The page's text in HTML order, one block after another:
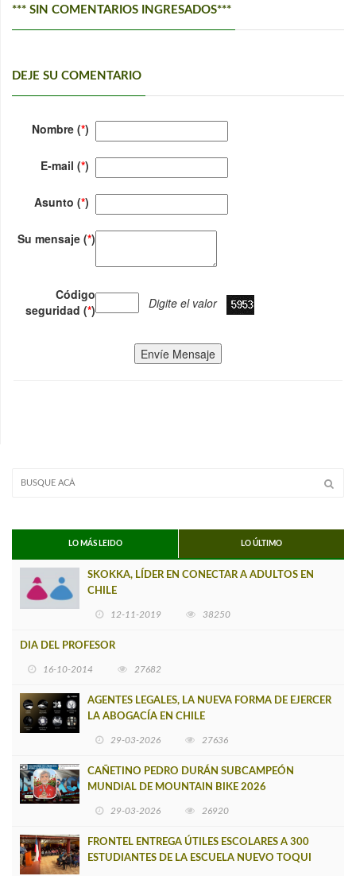
*** SIN COMENTARIOS INGRESADOS***
DEJE SU COMENTARIO
Nombre (*)
E-mail (*)
Asunto (*)
Su mensaje (*)
Código
seguridad (*) Digite el valor
Envíe Mensaje
LO MÁS LEIDO LO ÚLTIMO
SKOKKA, LÍDER EN CONECTAR A ADULTOS EN
CHILE
12-11-2019 38250
DIA DEL PROFESOR
16-10-2014 27682
AGENTES LEGALES, LA NUEVA FORMA DE EJERCER
LA ABOGACÍA EN CHILE
29-03-2026 27636
CAÑETINO PEDRO DURÁN SUBCAMPEÓN
MUNDIAL DE MOUNTAIN BIKE 2026
29-03-2026 26920
FRONTEL ENTREGA ÚTILES ESCOLARES A 300
ESTUDIANTES DE LA ESCUELA NUEVO TOQUI